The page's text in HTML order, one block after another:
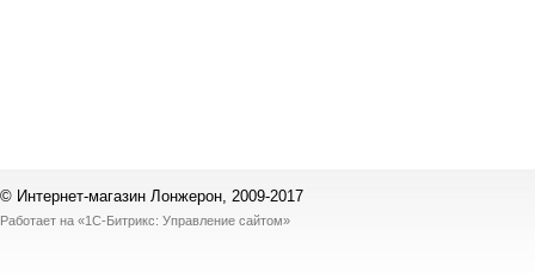
© Интернет-магазин Лонжерон, 2009-2017
Работает на «1С-Битрикс: Управление сайтом»